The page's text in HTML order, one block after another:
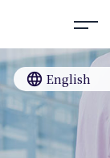
language English